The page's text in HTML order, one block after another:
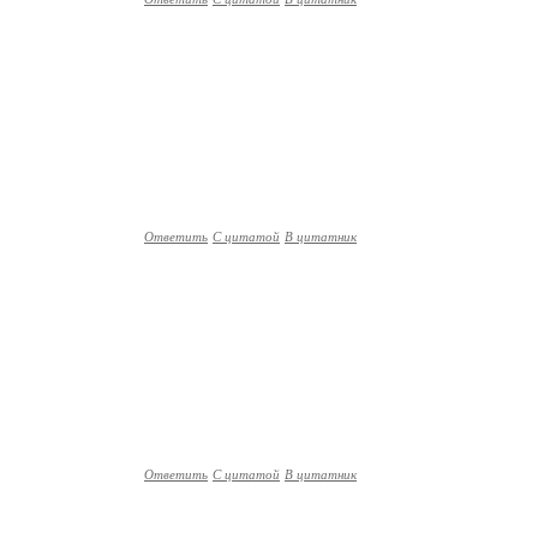
Ответить С цитатой В цитатник
Ответить С цитатой В цитатник